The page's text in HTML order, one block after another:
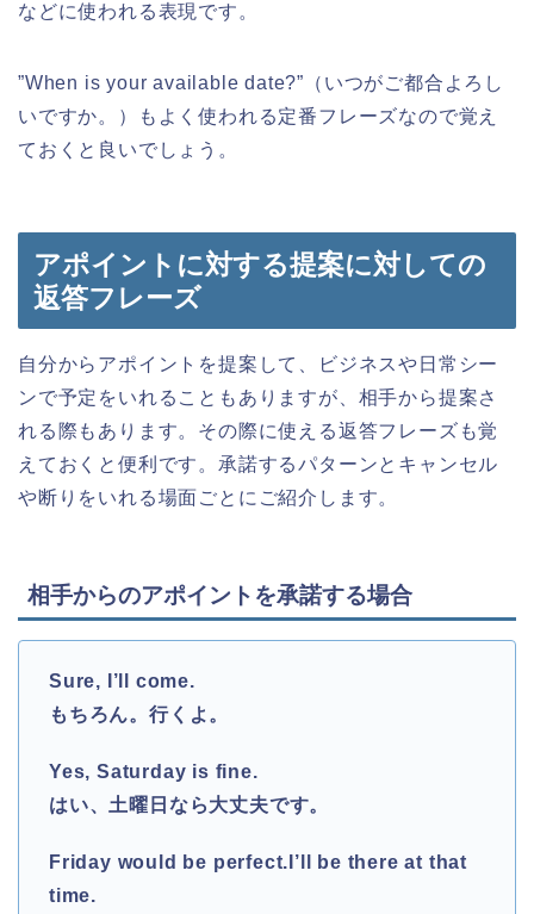
などに使われる表現です。
”When is your available date?”（いつがご都合よろし
いですか。）もよく使われる定番フレーズなので覚え
ておくと良いでしょう。
アポイントに対する提案に対しての
返答フレーズ
自分からアポイントを提案して、ビジネスや日常シー
ンで予定をいれることもありますが、相手から提案さ
れる際もあります。その際に使える返答フレーズも覚
えておくと便利です。承諾するパターンとキャンセル
や断りをいれる場面ごとにご紹介します。
相手からのアポイントを承諾する場合
Sure, I’ll come.
もちろん。行くよ。
Yes, Saturday is fine.
はい、土曜日なら大丈夫です。
Friday would be perfect.I’ll be there at that
time.